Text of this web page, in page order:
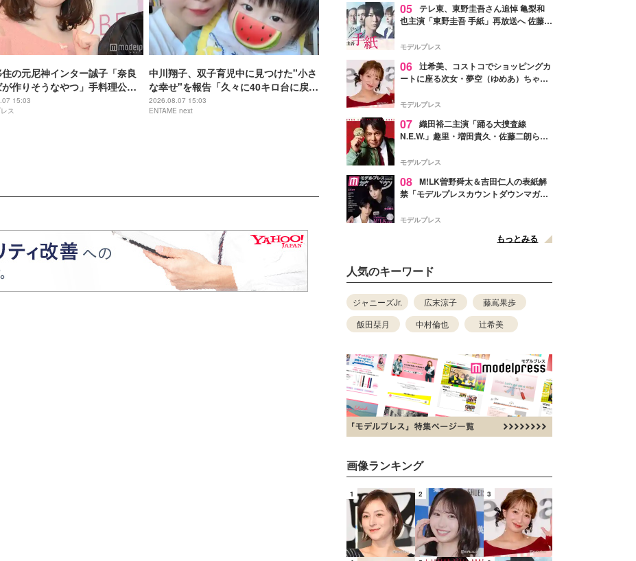
の元尼神インター誠子「奈良
作りそうなやつ」手料理公開
ジのセンスが抜群」「こんが
が最高」と反響
15:03
ス
中川翔子、双子育児中に見つけた"小さ
な幸せ"を報告「久々に40キロ台に戻れ
た」
2026.08.07 15:03
ENTAME next
05 テレ東、東野圭吾さん追悼 亀梨和
也主演「東野圭吾 手紙」再放送へ 佐藤隆
モデルプレス
06 辻希美、コストコでショッピングカ
ートに座る次女・夢空（ゆめあ）ちゃん
ぎ」「成長を感じる」の声
モデルプレス
07 織田裕二主演「踊る大捜査線
N.E.W.」趣里・増田貴久・佐藤二朗ら新
徴する“謎のキーワード”も
モデルプレス
08 M!LK曽野舜太＆吉田仁人の表紙解
禁「モデルプレスカウントダウンマガジ
モデルプレス
もっとみる
人気のキーワード
ジャニーズJr. 広末涼子
藤嶌果歩
飯田栞月
中村倫也 辻希美
画像ランキング
1 2 3